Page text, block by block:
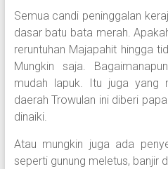
Semua candi peninggalan
dasar batu bata merah.
reruntuhan Majapahit hingga
Mungkin saja.
mudah lapuk. Itu juga yang
daerah Trowulan ini diberi
dinaiki.
Atau mungkin juga ada
seperti gunung meletus, banjir